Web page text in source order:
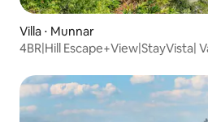
Villa ⋅ Munnar
4BR|Hill Escape+View|StayVista|